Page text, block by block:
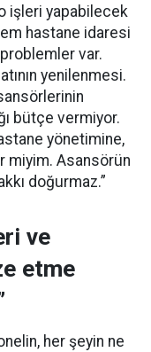
işleri yapabilecek
hastane idaresi
var.
yenilenmesi.
bütçe vermiyor.
yönetimine,
miyim. Asansörün
doğurmaz.”
ve
etme
her şeyin ne